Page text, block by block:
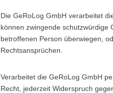
Die GeRoLog GmbH verarbeitet
können zwingende schutzwürdige
betroffenen Person überwiegen,
Rechtsansprüchen.
Verarbeitet die GeRoLog GmbH
Recht, jederzeit Widerspruch